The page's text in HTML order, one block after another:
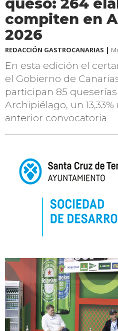
compiten en
2026
REDACCIÓN GASTROCANARIAS |
En esta edición el
el Gobierno de
participan 85
Archipiélago, un
anterior convocatoria